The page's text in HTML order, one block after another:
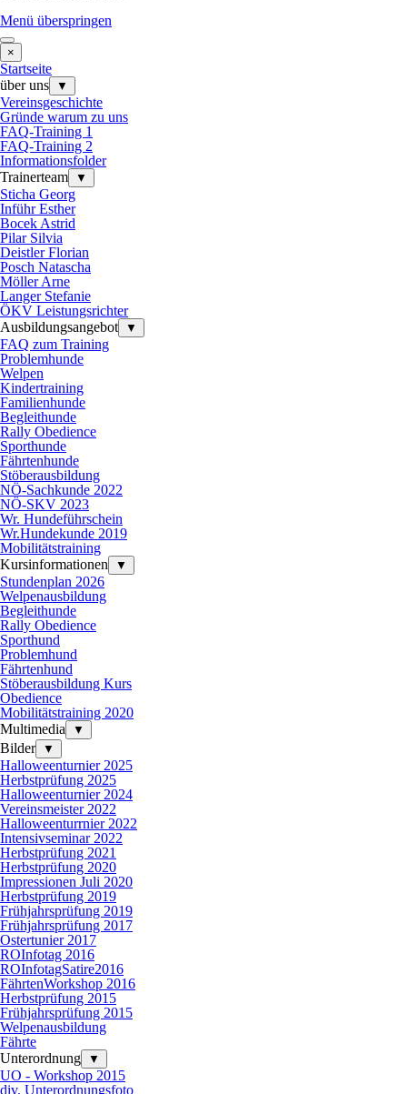
Menü überspringen
×
Startseite
über uns
▼
Vereinsgeschichte
Gründe warum zu uns
FAQ-Training 1
FAQ-Training 2
Informationsfolder
Trainerteam
▼
Sticha Georg
Inführ Esther
Bocek Astrid
Pilar Silvia
Deistler Florian
Posch Natascha
Möller Arne
Langer Stefanie
ÖKV Leistungsrichter
Ausbildungsangebot
▼
FAQ zum Training
Problemhunde
Welpen
Kindertraining
Familienhunde
Begleithunde
Rally Obedience
Sporthunde
Fährtenhunde
Stöberausbildung
NÖ-Sachkunde 2022
NÖ-SKV 2023
Wr. Hundeführschein
Wr.Hundekunde 2019
Mobilitätstraining
Kursinformationen
▼
Stundenplan 2026
Welpenausbildung
Begleithunde
Rally Obedience
Sporthund
Problemhund
Fährtenhund
Stöberausbildung Kurs
Obedience
Mobilitätstraining 2020
Multimedia
▼
Bilder ▼
Halloweenturnier 2025
Herbstprüfung 2025
Halloweenturnier 2024
Vereinsmeister 2022
Halloweenturrnier 2022
Intensivseminar 2022
Herbstprüfung 2021
Herbstprüfung 2020
Impressionen Juli 2020
Herbstprüfung 2019
Frühjahrsprüfung 2019
Frühjahrsprüfung 2017
Ostertunier 2017
ROInfotag 2016
ROInfotagSatire2016
FährtenWorkshop 2016
Herbstprüfung 2015
Frühjahrsprüfung 2015
Welpenausbildung
Fährte
Unterordnung
▼
UO - Workshop 2015
div. Unterordnungsfoto